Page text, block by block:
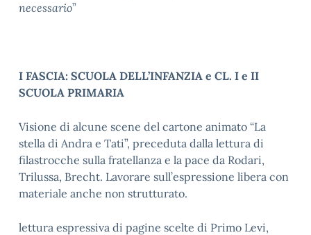
necessario”
I FASCIA: SCUOLA DELL’INFANZIA e CL. I e II
SCUOLA PRIMARIA
Visione di alcune scene del cartone animato “La
stella di Andra e Tati”, preceduta dalla lettura di
filastrocche sulla fratellanza e la pace da Rodari,
Trilussa, Brecht. Lavorare sull’espressione libera con
materiale anche non strutturato.
lettura espressiva di pagine scelte di Primo Levi,